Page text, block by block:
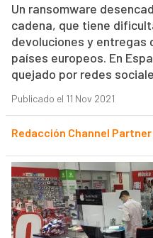
Un ransomware
cadena, que tiene
devoluciones y entregas
países europeos. En
quejado por redes
Publicado el 11 Nov 2021
Redacción Channel Partner